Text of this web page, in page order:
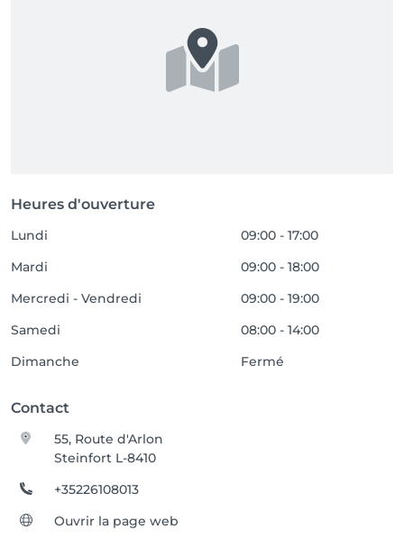
Heures d'ouverture
Lundi
09:00 - 17:00
Mardi
09:00 - 18:00
Mercredi - Vendredi
09:00 - 19:00
Samedi
08:00 - 14:00
Dimanche
Fermé
Contact
55, Route d'Arlon
Steinfort L-8410
+35226108013
Ouvrir la page web